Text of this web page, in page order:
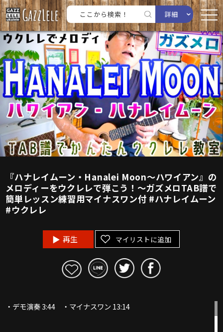
詳細
『ハナレイムーン・Hanalei Moon〜ハワイアン』の
メロディーをウクレレで弾こう！〜ガズメロTAB譜で
簡単レッスン練習用マイナスワン付 #ハナレイムーン
#ウクレレ
再生 マイリストに追加
・デモ演奏 3:44 ・マイナスワン 13:14